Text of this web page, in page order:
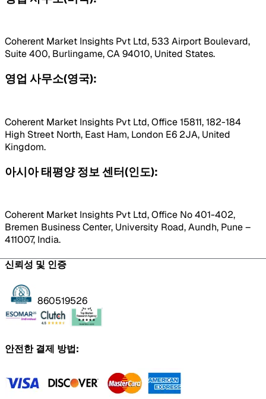
Coherent Market Insights Pvt Ltd, 533 Airport Boulevard,
Suite 400, Burlingame, CA 94010, United States.
영업 사무소(영국):
Coherent Market Insights Pvt Ltd, Office 15811, 182-184
High Street North, East Ham, London E6 2JA, United
Kingdom.
아시아 태평양 정보 센터(인도):
Coherent Market Insights Pvt Ltd, Office No 401-402,
Bremen Business Center, University Road, Aundh, Pune –
411007, India.
신뢰성 및 인증
860519526
안전한 결제 방법: